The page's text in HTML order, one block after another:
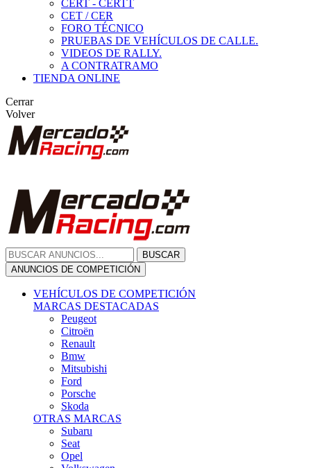
CERT - CERTT
CET / CER
FORO TÉCNICO
PRUEBAS DE VEHÍCULOS DE CALLE.
VIDEOS DE RALLY.
A CONTRATRAMO
TIENDA ONLINE
Cerrar
Volver
BUSCAR
ANUNCIOS DE COMPETICIÓN
VEHÍCULOS DE COMPETICIÓN
MARCAS DESTACADAS
Peugeot
Citroën
Renault
Bmw
Mitsubishi
Ford
Porsche
Skoda
OTRAS MARCAS
Subaru
Seat
Opel
Volkswagen
Hyundai